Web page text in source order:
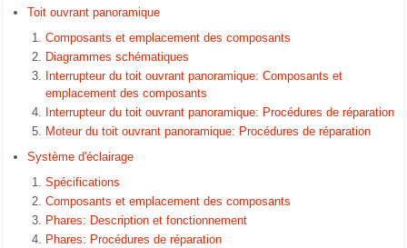
Toit ouvrant panoramique
Composants et emplacement des composants
Diagrammes schématiques
Interrupteur du toit ouvrant panoramique: Composants et
emplacement des composants
Interrupteur du toit ouvrant panoramique: Procédures de réparation
Moteur du toit ouvrant panoramique: Procédures de réparation
Système d'éclairage
Spécifications
Composants et emplacement des composants
Phares: Description et fonctionnement
Phares: Procédures de réparation